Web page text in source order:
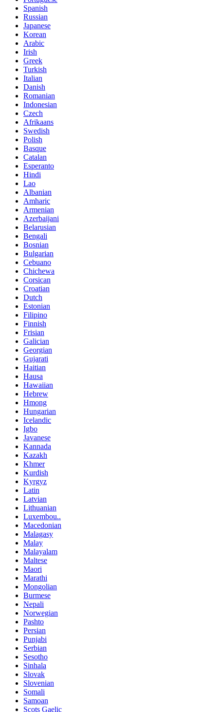
Spanish
Russian
Japanese
Korean
Arabic
Irish
Greek
Turkish
Italian
Danish
Romanian
Indonesian
Czech
Afrikaans
Swedish
Polish
Basque
Catalan
Esperanto
Hindi
Lao
Albanian
Amharic
Armenian
Azerbaijani
Belarusian
Bengali
Bosnian
Bulgarian
Cebuano
Chichewa
Corsican
Croatian
Dutch
Estonian
Filipino
Finnish
Frisian
Galician
Georgian
Gujarati
Haitian
Hausa
Hawaiian
Hebrew
Hmong
Hungarian
Icelandic
Igbo
Javanese
Kannada
Kazakh
Khmer
Kurdish
Kyrgyz
Latin
Latvian
Lithuanian
Luxembou..
Macedonian
Malagasy
Malay
Malayalam
Maltese
Maori
Marathi
Mongolian
Burmese
Nepali
Norwegian
Pashto
Persian
Punjabi
Serbian
Sesotho
Sinhala
Slovak
Slovenian
Somali
Samoan
Scots Gaelic